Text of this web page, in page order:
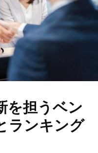
を担うベン
ランキング